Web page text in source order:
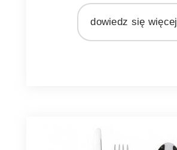
ciemnoszary
dowiedz się więcej